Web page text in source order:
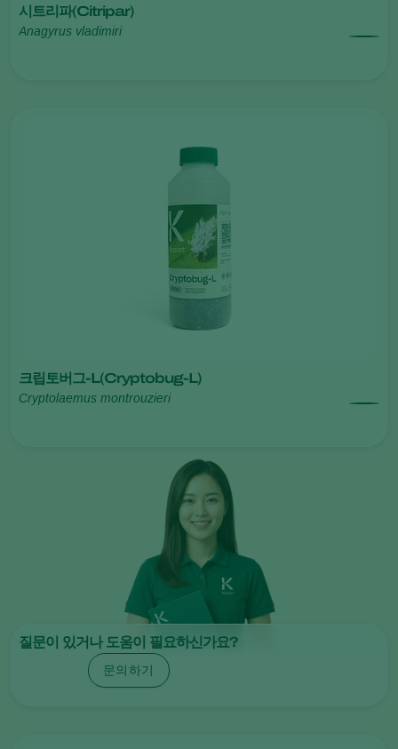
시트리파(Citripar)
Anagyrus vladimiri
크립토버그-L(Cryptobug-L)
Cryptolaemus montrouzieri
질문이 있거나 도움이 필요하신가요?
문의하기